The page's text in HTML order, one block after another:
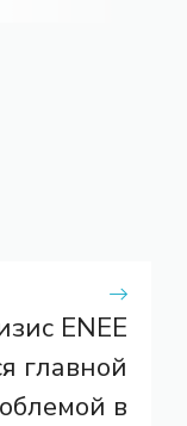
ENEE
главной
в